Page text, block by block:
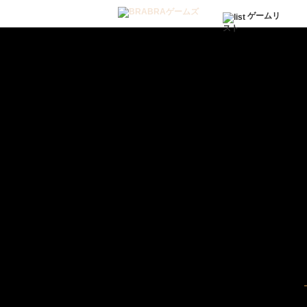
ゲームリ
スト